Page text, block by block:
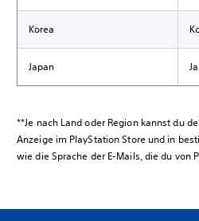
Korea
Japan
**Je nach Land oder Region kannst du
Anzeige im PlayStation Store und in
wie die Sprache der E-Mails, die du von